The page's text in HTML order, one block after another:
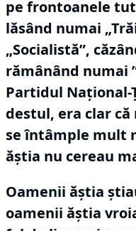
pe frontoanele
lăsând numai
„Socialistă”,
rămânând numai
Partidul Național-
destul, era clar
se întâmple mult
ăștia nu cereau
Oamenii ăștia
oamenii ăștia